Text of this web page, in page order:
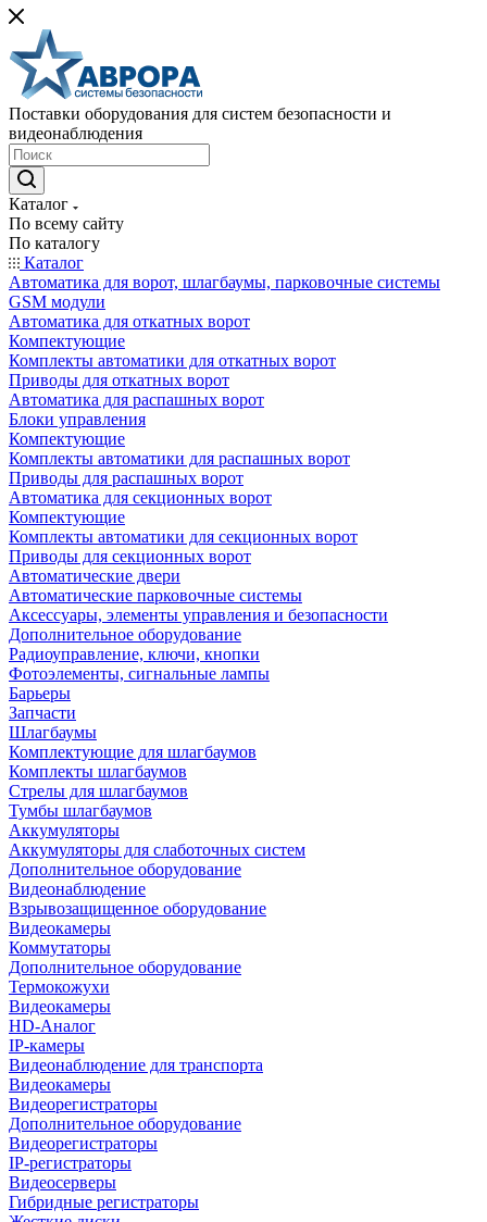
Поставки оборудования для систем безопасности и
видеонаблюдения
Каталог
По всему сайту
По каталогу
Каталог
Автоматика для ворот, шлагбаумы, парковочные системы
GSM модули
Автоматика для откатных ворот
Компектующие
Комплекты автоматики для откатных ворот
Приводы для откатных ворот
Автоматика для распашных ворот
Блоки управления
Компектующие
Комплекты автоматики для распашных ворот
Приводы для распашных ворот
Автоматика для секционных ворот
Компектующие
Комплекты автоматики для секционных ворот
Приводы для секционных ворот
Автоматические двери
Автоматические парковочные системы
Аксессуары, элементы управления и безопасности
Дополнительное оборудование
Радиоуправление, ключи, кнопки
Фотоэлементы, сигнальные лампы
Барьеры
Запчасти
Шлагбаумы
Комплектующие для шлагбаумов
Комплекты шлагбаумов
Стрелы для шлагбаумов
Тумбы шлагбаумов
Аккумуляторы
Аккумуляторы для слаботочных систем
Дополнительное оборудование
Видеонаблюдение
Взрывозащищенное оборудование
Видеокамеры
Коммутаторы
Дополнительное оборудование
Термокожухи
Видеокамеры
HD-Аналог
IP-камеры
Видеонаблюдение для транспорта
Видеокамеры
Видеорегистраторы
Дополнительное оборудование
Видеорегистраторы
IP-регистраторы
Видеосерверы
Гибридные регистраторы